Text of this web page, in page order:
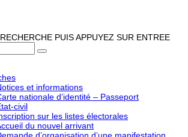
PUIS APPUYEZ SUR ENTREE
et informations
nationale d’identité – Passeport
civil
sur les listes électorales
du nouvel arrivant